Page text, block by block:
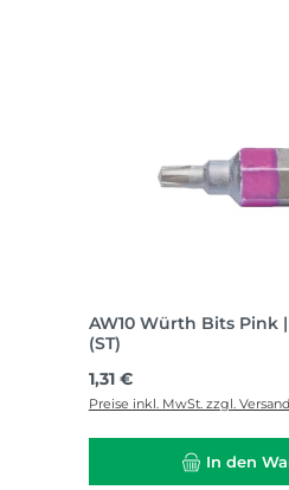
AW10 Würth Bits Pink
(ST)
Regulärer Preis:
1,31 €
Preise inkl. MwSt. zzgl.
In den